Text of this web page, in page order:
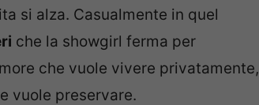
si alza. Casualmente in quel
che la showgirl ferma per
che vuole vivere privatamente,
vuole preservare.